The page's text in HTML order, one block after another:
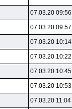
07.03.20 09:56
07.03.20 09:57
07.03.20 10:14
07.03.20 10:22
07.03.20 10:45
07.03.20 10:53
07.03.20 11:04